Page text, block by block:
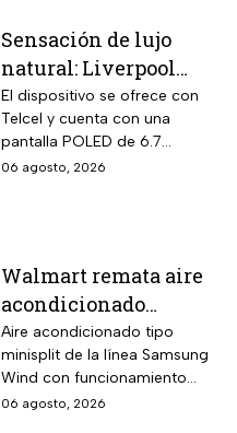
pulgadas y mochila ASUS
incluida en el mismo
empaque oficial.
Sensación de lujo
natural: Liverpool
remata el Motorola
Edge 70 Fusion de
256GB de
almacenamiento,
El dispositivo se ofrece con
Telcel y cuenta con una
pantalla POLED de 6.7
pulgadas y funciones
06 agosto, 2026
Walmart remata aire
acondicionado
Samsung Wind
Inverter frío y calor 1
tonelada con WiFi y
$3,500 de descuento
Aire acondicionado tipo
minisplit de la línea Samsung
Wind con funcionamiento
bidireccional frío y calor
06 agosto, 2026